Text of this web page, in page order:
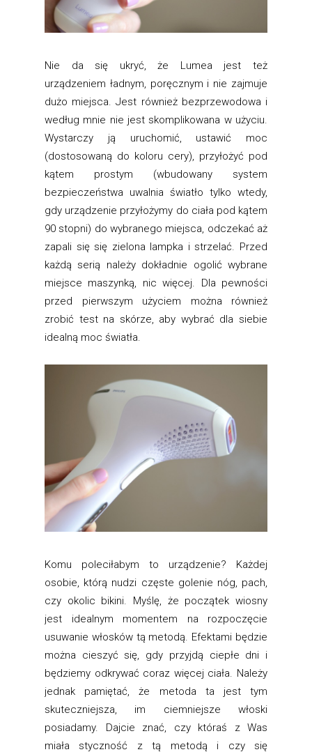
Nie da się ukryć, że Lumea jest też
urządzeniem ładnym, poręcznym i nie zajmuje
dużo miejsca. Jest również bezprzewodowa i
według mnie nie jest skomplikowana w użyciu.
Wystarczy ją uruchomić, ustawić moc
(dostosowaną do koloru cery), przyłożyć pod
kątem prostym (wbudowany system
bezpieczeństwa uwalnia światło tylko wtedy,
gdy urządzenie przyłożymy do ciała pod kątem
90 stopni) do wybranego miejsca, odczekać aż
zapali się się zielona lampka i strzelać. Przed
każdą serią należy dokładnie ogolić wybrane
miejsce maszynką, nic więcej. Dla pewności
przed pierwszym użyciem można również
zrobić test na skórze, aby wybrać dla siebie
idealną moc światła.
Komu poleciłabym to urządzenie? Każdej
osobie, którą nudzi częste golenie nóg, pach,
czy okolic bikini. Myślę, że początek wiosny
jest idealnym momentem na rozpoczęcie
usuwanie włosków tą metodą. Efektami będzie
można cieszyć się, gdy przyjdą ciepłe dni i
będziemy odkrywać coraz więcej ciała. Należy
jednak pamiętać, że metoda ta jest tym
skuteczniejsza, im ciemniejsze włoski
posiadamy. Dajcie znać, czy któraś z Was
miała styczność z tą metodą i czy się